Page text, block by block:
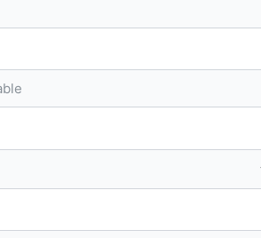
meilleurs Sciences Po (IEP)
2026